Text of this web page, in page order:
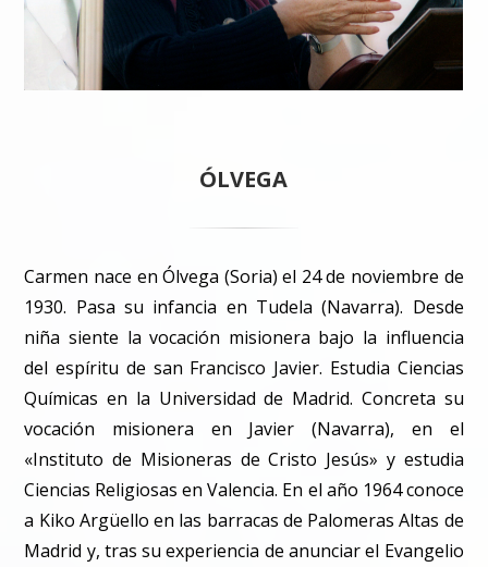
ÓLVEGA
Carmen nace en Ólvega (Soria) el 24 de noviembre de
1930. Pasa su infancia en Tudela (Navarra). Desde
niña siente la vocación misionera bajo la influencia
del espíritu de san Francisco Javier. Estudia Ciencias
Químicas en la Universidad de Madrid. Concreta su
vocación misionera en Javier (Navarra), en el
«Instituto de Misioneras de Cristo Jesús» y estudia
Ciencias Religiosas en Valencia. En el año 1964 conoce
a Kiko Argüello en las barracas de Palomeras Altas de
Madrid y, tras su experiencia de anunciar el Evangelio